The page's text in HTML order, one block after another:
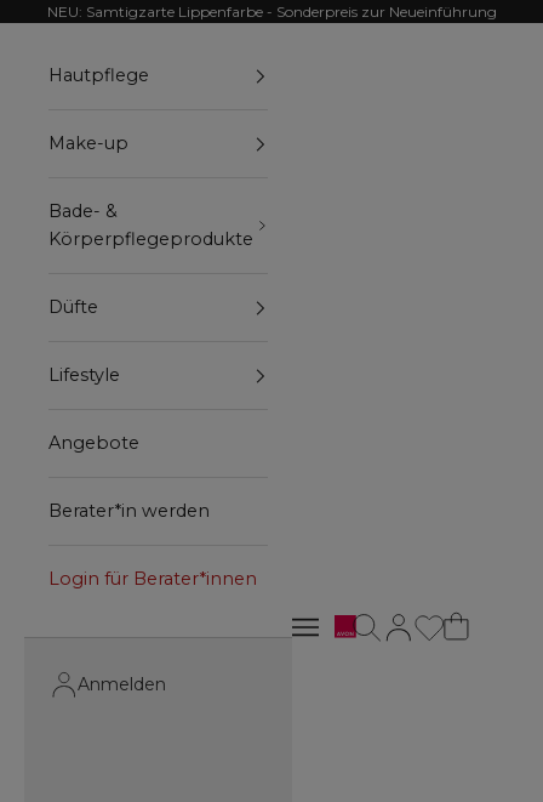
Zum Inhalt springen
NEU: Samtigzarte Lippenfarbe - Sonderpreis zur Neueinführung
Avon
Navigationsmenü öffnen
Suche öffnen
Hautpflege
Make-up
Bade- &
Körperpflegeprodukte
Düfte
Lifestyle
Angebote
Berater*in werden
Login für Berater*innen
Anmelden